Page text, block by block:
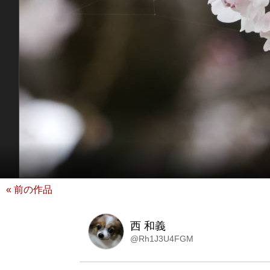
« 前の作品
西 和義
@Rh1J3U4FGM